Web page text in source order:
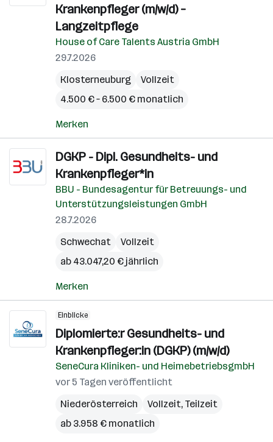
Krankenpfleger (m/w/d) –
Langzeitpflege
House of Care Talents Austria GmbH
29.7.2026
Klosterneuburg
Vollzeit
4.500 € – 6.500 € monatlich
Merken
DGKP - Dipl. Gesundheits- und
Krankenpfleger*in
BBU - Bundesagentur für Betreuungs- und
Unterstützungsleistungen GmbH
28.7.2026
Schwechat
Vollzeit
ab 43.047,20 € jährlich
Merken
Einblicke
Diplomierte:r Gesundheits- und
Krankenpfleger:in (DGKP) (m/w/d)
SeneCura Kliniken- und HeimebetriebsgmbH
vor 5 Tagen veröffentlicht
Niederösterreich
Vollzeit, Teilzeit
ab 3.958 € monatlich